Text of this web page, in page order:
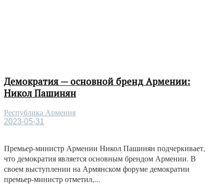
Демократия — основной бренд Армении:
Никол Пашинян
Республика Армения
2023-05-31
Премьер-министр Армении Никол Пашинян подчеркивает,
что демократия является основным брендом Армении. В
своем выступлении на Армянском форуме демократии
премьер-министр отметил,...